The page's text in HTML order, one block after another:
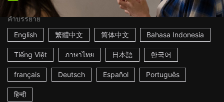
คำบรรยาย
English
繁體中文 简体中文 Bahasa Indonesia
Tiếng Việt ภาษาไทย 日本語 한국어
français Deutsch Español Português
हिन्दी